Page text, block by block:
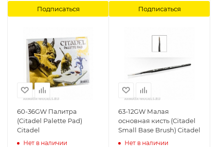
Подписаться Подписаться
60-36GW Палитра
(Citadel Palette Pad)
Citadel
Нет в наличии
63-12GW Малая
основная кисть (Citadel
Small Base Brush) Citadel
Нет в наличии